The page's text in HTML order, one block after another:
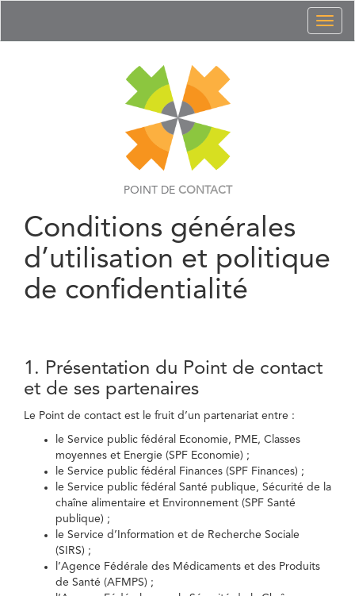
POINT DE CONTACT
Conditions générales
d’utilisation et politique
de confidentialité
1. Présentation du Point de contact
et de ses partenaires
Le Point de contact est le fruit d’un partenariat entre :
le Service public fédéral Economie, PME, Classes
moyennes et Energie (SPF Economie) ;
le Service public fédéral Finances (SPF Finances) ;
le Service public fédéral Santé publique, Sécurité de la
chaîne alimentaire et Environnement (SPF Santé
publique) ;
le Service d’Information et de Recherche Sociale
(SIRS) ;
l’Agence Fédérale des Médicaments et des Produits
de Santé (AFMPS) ;